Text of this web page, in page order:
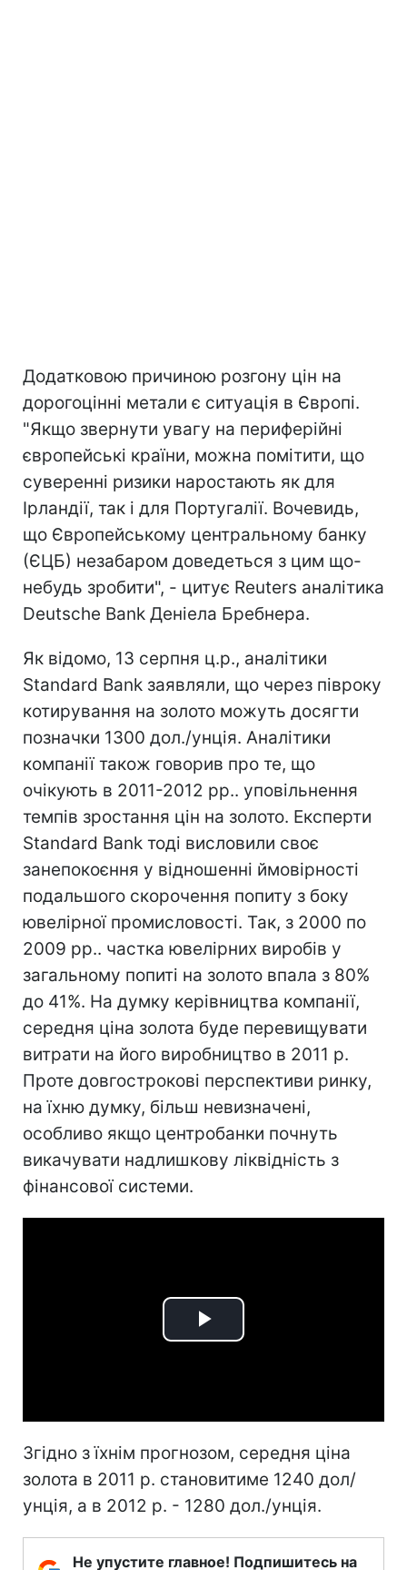
Додатковою причиною розгону цін на
дорогоцінні метали є ситуація в Європі.
"Якщо звернути увагу на периферійні
європейські країни, можна помітити, що
суверенні ризики наростають як для
Ірландії, так і для Португалії. Вочевидь,
що Європейському центральному банку
(ЄЦБ) незабаром доведеться з цим що-
небудь зробити", - цитує Reuters аналітика
Deutsche Bank Деніела Бребнера.
Як відомо, 13 серпня ц.р., аналітики
Standard Bank заявляли, що через півроку
котирування на золото можуть досягти
позначки 1300 дол./унція. Аналітики
компанії також говорив про те, що
очікують в 2011-2012 рр.. уповільнення
темпів зростання цін на золото. Експерти
Standard Bank тоді висловили своє
занепокоєння у відношенні ймовірності
подальшого скорочення попиту з боку
ювелірної промисловості. Так, з 2000 по
2009 рр.. частка ювелірних виробів у
загальному попиті на золото впала з 80%
до 41%. На думку керівництва компанії,
середня ціна золота буде перевищувати
витрати на його виробництво в 2011 р.
Проте довгострокові перспективи ринку,
на їхню думку, більш невизначені,
особливо якщо центробанки почнуть
викачувати надлишкову ліквідність з
фінансової системи.
Play
Згідно з їхнім прогнозом, середня ціна
золота в 2011 р. становитиме 1240 дол/
унція, а в 2012 р. - 1280 дол./унція.
Не упустите главное! Подпишитесь на